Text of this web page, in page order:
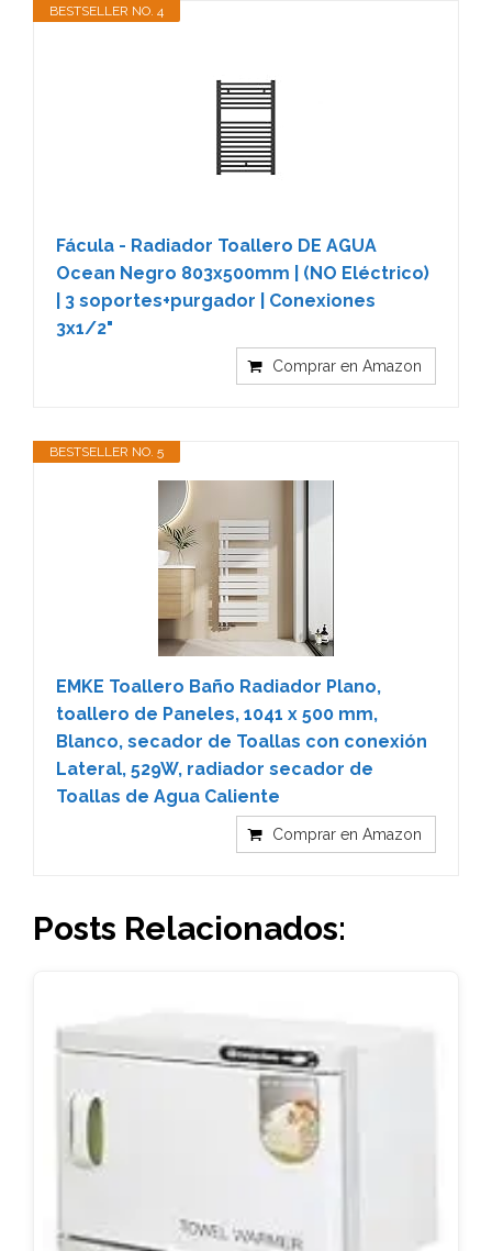
BESTSELLER NO. 4
Fácula - Radiador Toallero DE AGUA
Ocean Negro 803x500mm | (NO Eléctrico)
| 3 soportes+purgador | Conexiones
3x1/2"
Comprar en Amazon
BESTSELLER NO. 5
EMKE Toallero Baño Radiador Plano,
toallero de Paneles, 1041 x 500 mm,
Blanco, secador de Toallas con conexión
Lateral, 529W, radiador secador de
Toallas de Agua Caliente
Comprar en Amazon
Posts Relacionados: